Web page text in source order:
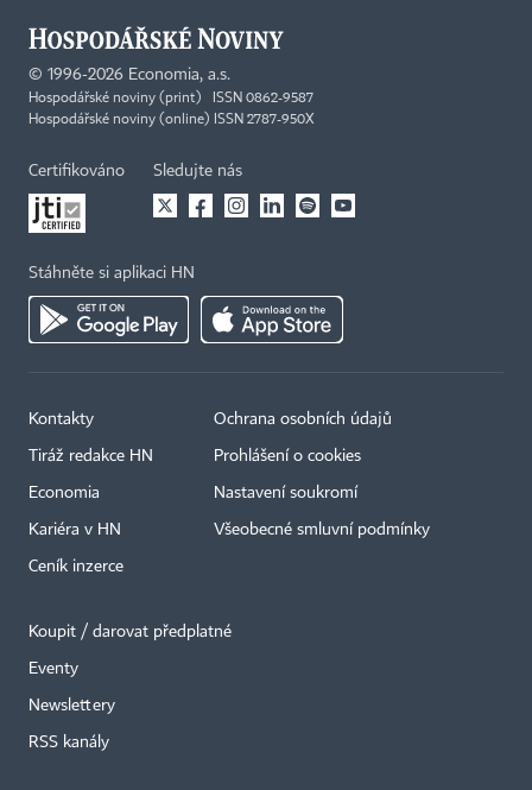
© 1996-2026 Economia, a.s.
Hospodářské noviny (print) ISSN 0862-9587
Hospodářské noviny (online) ISSN 2787-950X
Certifikováno Sledujte nás
Stáhněte si aplikaci HN
Kontakty
Tiráž redakce HN
Economia
Kariéra v HN
Ceník inzerce
Ochrana osobních údajů
Prohlášení o cookies
Nastavení soukromí
Všeobecné smluvní podmínky
Koupit / darovat předplatné
Eventy
Newslettery
RSS kanály